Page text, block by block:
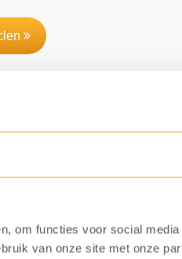
om functies voor social
van onze site met onze